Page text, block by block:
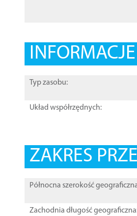
Typ zasobu:
Układ współrzędnych:
ZAKRES
Północna szerokość
Zachodnia długość